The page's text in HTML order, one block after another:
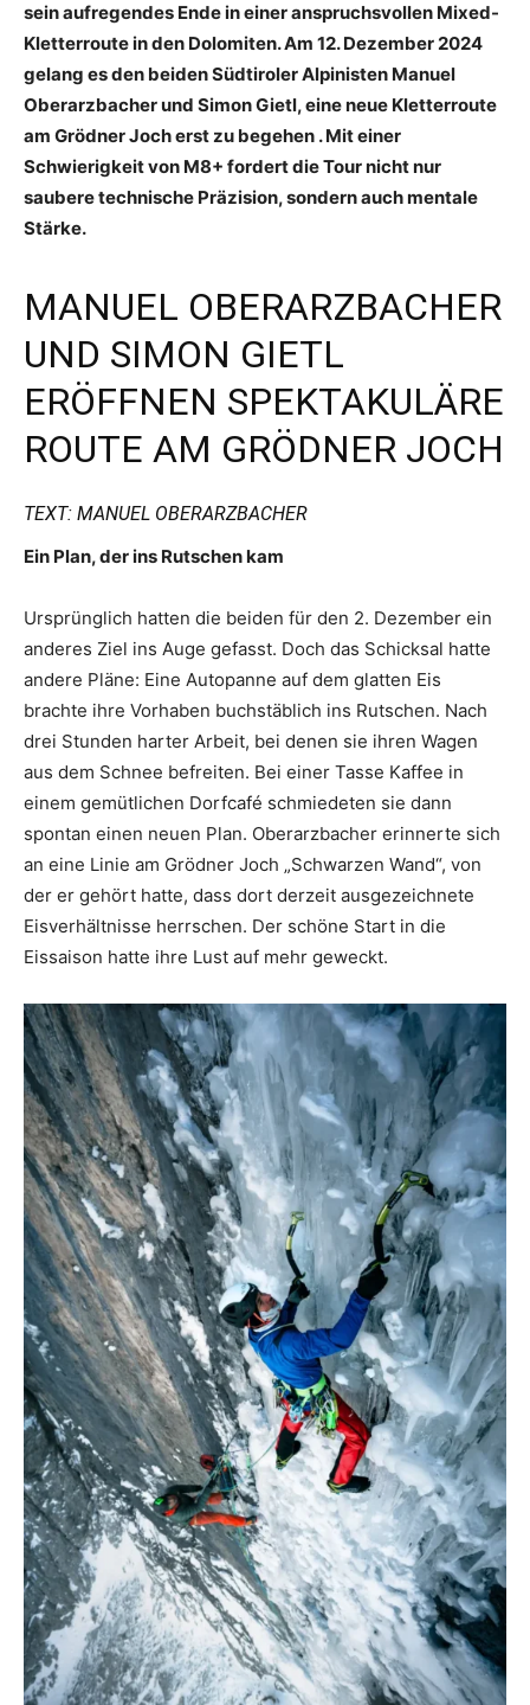
sein aufregendes Ende in einer anspruchsvollen Mixed-
Kletterroute in den Dolomiten. Am 12. Dezember 2024
gelang es den beiden Südtiroler Alpinisten Manuel
Oberarzbacher und Simon Gietl, eine neue Kletterroute
am Grödner Joch erst zu begehen . Mit einer
Schwierigkeit von M8+ fordert die Tour nicht nur
saubere technische Präzision, sondern auch mentale
Stärke.
MANUEL OBERARZBACHER
UND SIMON GIETL
ERÖFFNEN SPEKTAKULÄRE
ROUTE AM GRÖDNER JOCH
TEXT: MANUEL OBERARZBACHER
Ein Plan, der ins Rutschen kam
Ursprünglich hatten die beiden für den 2. Dezember ein
anderes Ziel ins Auge gefasst. Doch das Schicksal hatte
andere Pläne: Eine Autopanne auf dem glatten Eis
brachte ihre Vorhaben buchstäblich ins Rutschen. Nach
drei Stunden harter Arbeit, bei denen sie ihren Wagen
aus dem Schnee befreiten. Bei einer Tasse Kaffee in
einem gemütlichen Dorfcafé schmiedeten sie dann
spontan einen neuen Plan. Oberarzbacher erinnerte sich
an eine Linie am Grödner Joch „Schwarzen Wand“, von
der er gehört hatte, dass dort derzeit ausgezeichnete
Eisverhältnisse herrschen. Der schöne Start in die
Eissaison hatte ihre Lust auf mehr geweckt.